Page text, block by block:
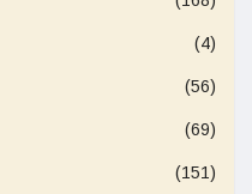
(4)
(56)
(69)
(151)